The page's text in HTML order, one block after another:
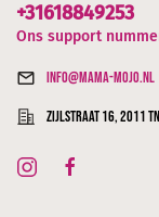
+31618849253
Ons support
info@mama-mojo.nl
Zijlstraat 16, 2011